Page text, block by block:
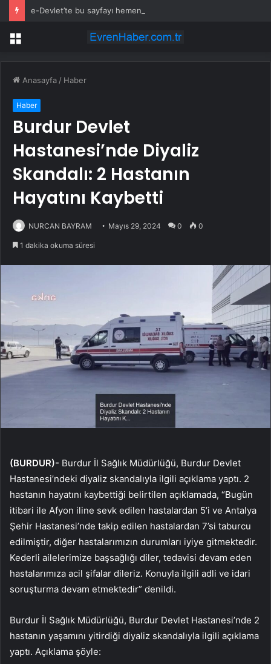
Menü
Anasayfa / Haber
Haber
Burdur Devlet
Hastanesi’nde Diyaliz
Skandalı: 2 Hastanın
Hayatını Kaybetti
NURCAN BAYRAM Mayıs 29, 2024 0 0
1 dakika okuma süresi
(BURDUR)- Burdur İl Sağlık Müdürlüğü, Burdur Devlet
Hastanesi’ndeki diyaliz skandalıyla ilgili açıklama yaptı. 2
hastanın hayatını kaybettiği belirtilen açıklamada, “Bugün
itibari ile Afyon iline sevk edilen hastalardan 5’i ve Antalya
Şehir Hastanesi’nde takip edilen hastalardan 7’si taburcu
edilmiştir, diğer hastalarımızın durumları iyiye gitmektedir.
Kederli ailelerimize başsağlığı diler, tedavisi devam eden
hastalarımıza acil şifalar dileriz. Konuyla ilgili adli ve idari
soruşturma devam etmektedir” denildi.
Burdur İl Sağlık Müdürlüğü, Burdur Devlet Hastanesi’nde 2
hastanın yaşamını yitirdiği diyaliz skandalıyla ilgili açıklama
yaptı. Açıklama şöyle: